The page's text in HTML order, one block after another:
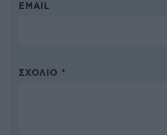
EMAIL
ΣΧΌΛΙΟ *